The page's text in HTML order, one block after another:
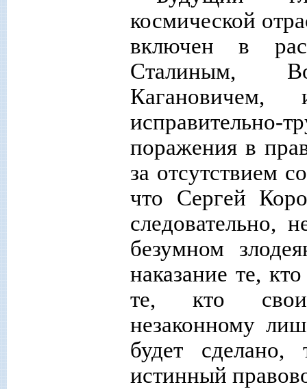
космической
включен в
Сталиным,
поражения в
за отсутствием
что Сергей
следовательно,
безумном
наказание те,
те, кто
незаконному
будет сделано,
истинный